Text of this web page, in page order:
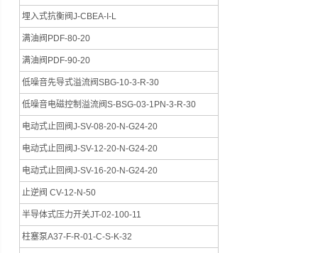
埋入式抗衡阀J-CBEA-I-L
满油阀PDF-80-20
满油阀PDF-90-20
低噪音先导式溢流阀SBG-10-3-R-30
低噪音电磁控制溢流阀S-BSG-03-1PN-3-R-30
电动式止回阀J-SV-08-20-N-G24-20
电动式止回阀J-SV-12-20-N-G24-20
电动式止回阀J-SV-16-20-N-G24-20
止逆阀 CV-12-N-50
半导体式压力开关JT-02-100-11
柱塞泵A37-F-R-01-C-S-K-32